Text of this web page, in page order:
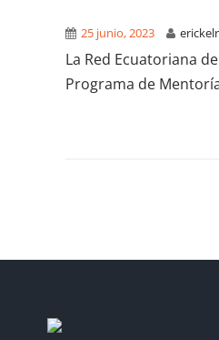
25 junio, 2023
La Red Ecuatoriana
Programa de